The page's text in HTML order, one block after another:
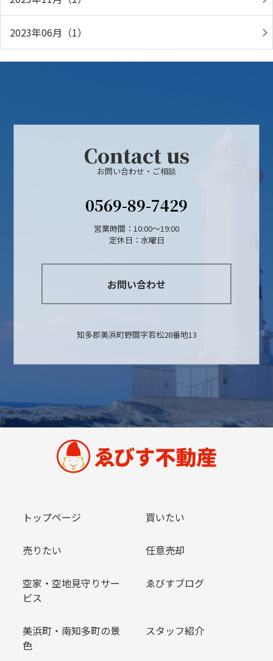
2023年06月（1）
Contact us
お問い合わせ・ご相談
0569-89-7429
営業時間：10:00〜19:00
定休日：水曜日
お問い合わせ
知多郡美浜町野間字若松28番地13
トップページ 買いたい
売りたい 任意売却
空家・空地見守りサー
ビス
ゑびすブログ
美浜町・南知多町の景
色
スタッフ紹介